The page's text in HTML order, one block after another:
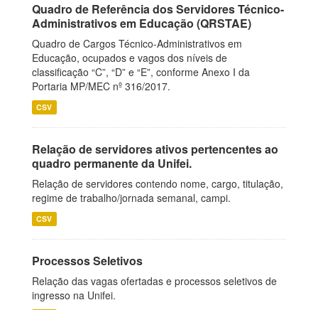
Quadro de Referência dos Servidores Técnico-
Administrativos em Educação (QRSTAE)
Quadro de Cargos Técnico-Administrativos em
Educação, ocupados e vagos dos níveis de
classificação “C”, “D” e “E”, conforme Anexo I da
Portaria MP/MEC nº 316/2017.
CSV
Relação de servidores ativos pertencentes ao
quadro permanente da Unifei.
Relação de servidores contendo nome, cargo, titulação,
regime de trabalho/jornada semanal, campi.
CSV
Processos Seletivos
Relação das vagas ofertadas e processos seletivos de
ingresso na Unifei.